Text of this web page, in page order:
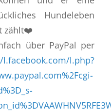
Hundeleben
zählt❤️
über PayPal per
l.php?